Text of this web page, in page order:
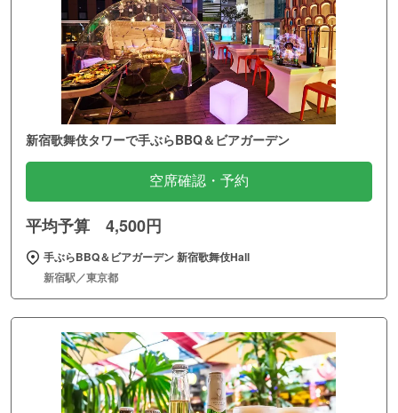
新宿歌舞伎タワーで手ぶらBBQ＆ビアガーデン
空席確認・予約
平均予算 4,500円
手ぶらBBQ＆ビアガーデン 新宿歌舞伎Hall
新宿駅／東京都